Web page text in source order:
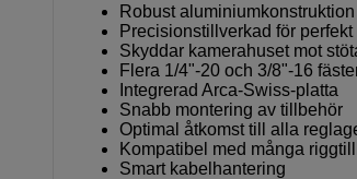
Robust aluminiumkonstruktion
Precisionstillverkad för
Skyddar kamerahuset mot
Flera 1/4"-20 och 3/8"-16
Integrerad Arca-Swiss-platta
Snabb montering av tillbehör
Optimal åtkomst till alla
Kompatibel med många
Smart kabelhantering